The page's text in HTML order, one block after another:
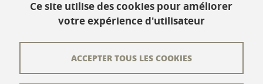
L'équipe éditoriale
Ce site utilise des cookies pour améliorer
votre expérience d'utilisateur
ACCEPTER TOUS LES COOKIES